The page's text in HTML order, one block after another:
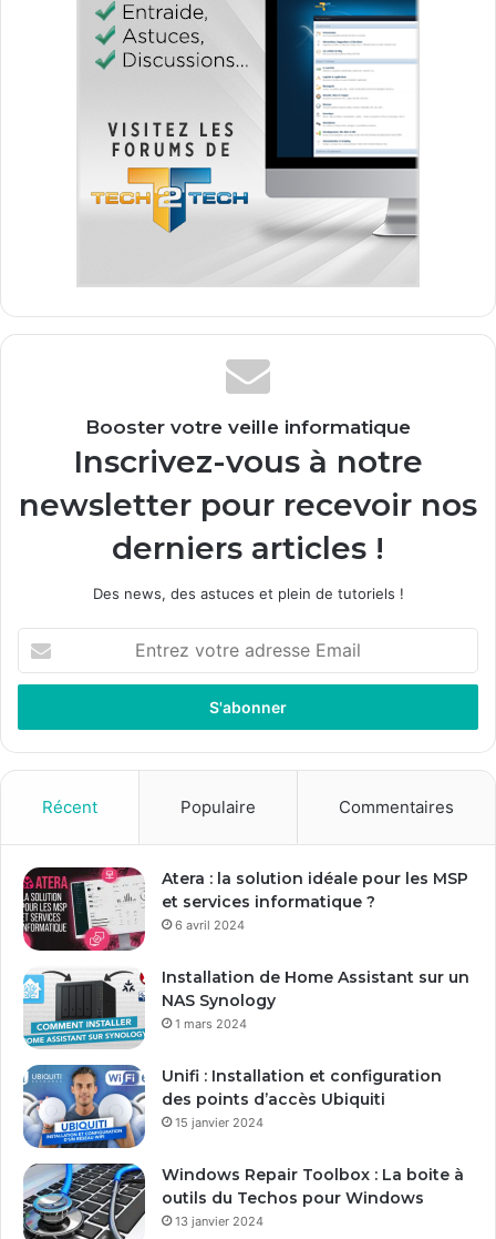
Booster votre veille informatique
Inscrivez-vous à notre
newsletter pour recevoir nos
derniers articles !
Des news, des astuces et plein de tutoriels !
t
e
z
r
e
a
d
s
e
m
a
Récent Populaire Commentaires
Atera : la solution idéale pour les MSP
et services informatique ?
6 avril 2024
Installation de Home Assistant sur un
NAS Synology
1 mars 2024
Unifi : Installation et configuration
des points d’accès Ubiquiti
15 janvier 2024
Windows Repair Toolbox : La boite à
outils du Techos pour Windows
13 janvier 2024